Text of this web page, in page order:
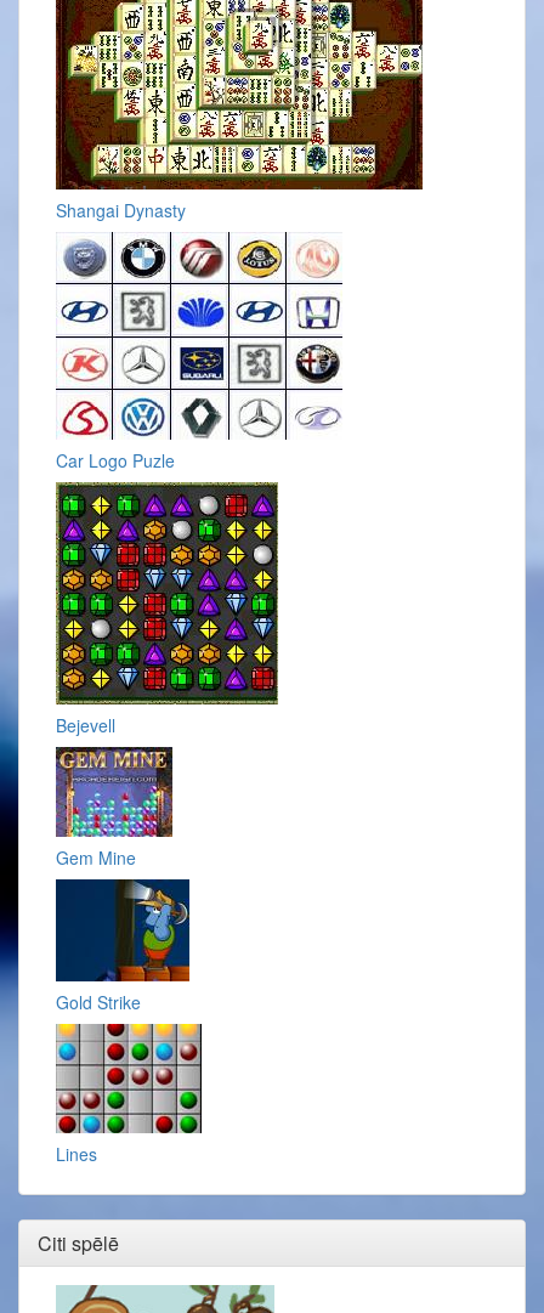
Shangai Dynasty
Car Logo Puzle
Bejevell
Gem Mine
Gold Strike
Lines
Citi spēlē